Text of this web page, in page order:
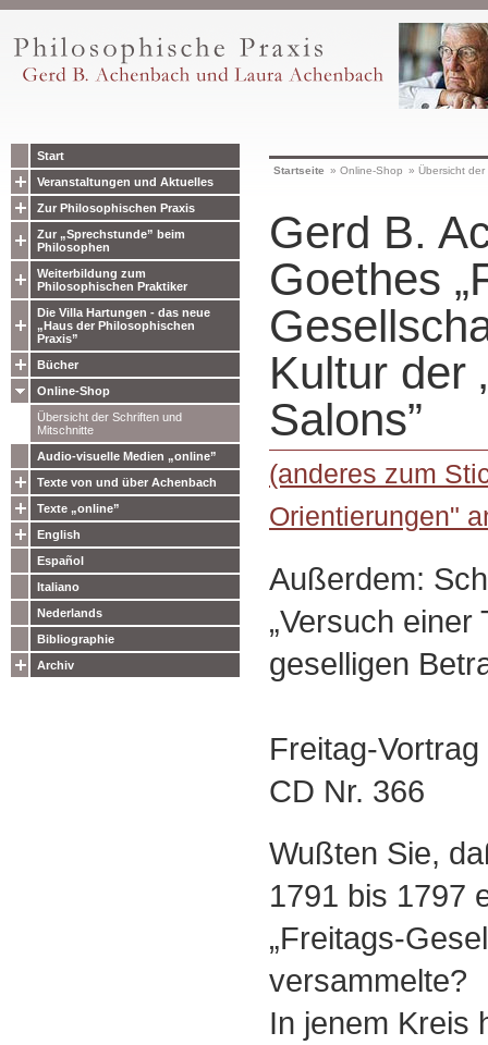
Start
Veranstaltungen und Aktuelles
Zur Philosophischen Praxis
Zur „Sprechstunde” beim
Philosophen
Weiterbildung zum
Philosophischen Praktiker
Die Villa Hartungen - das neue
„Haus der Philosophischen
Praxis”
Bücher
Online-Shop
Übersicht der Schriften und
Mitschnitte
Audio-visuelle Medien „online”
Texte von und über Achenbach
Texte „online”
English
Español
Italiano
Nederlands
Bibliographie
Archiv
Startseite » Online-Shop » Übersicht
Gerd B.
Goethes
Kultur der
Salons”
(anderes zum
Orientierungen"
Außerdem:
„Versuch einer
geselligen
Freitag-
CD Nr. 366
Wußten Sie,
1791 bis 1797
„Freitags-
versammelte?
In jenem Kreis